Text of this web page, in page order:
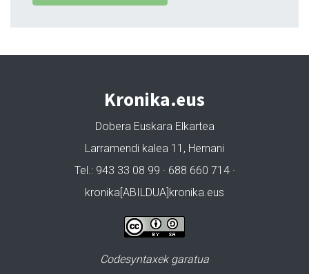
Kronika.eus
Dobera Euskara Elkartea
Larramendi kalea 11, Hernani
Tel.: 943 33 08 99 · 688 660 714 ·
kronika[ABILDUA]kronika.eus
Codesyntaxek garatua